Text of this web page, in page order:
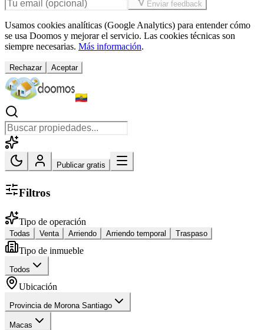
Enviar feedback
Usamos cookies analíticas (Google Analytics) para entender cómo
se usa Doomos y mejorar el servicio. Las cookies técnicas son
siempre necesarias. Más información.
Rechazar Aceptar
Publicar gratis
Filtros
Tipo de operación
Todas Venta Arriendo Arriendo temporal Traspaso
Tipo de inmueble
Todos
Ubicación
Provincia de Morona Santiago
Macas